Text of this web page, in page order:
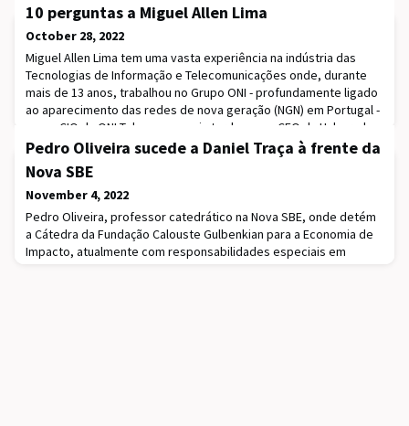
10 perguntas a Miguel Allen Lima
October 28, 2022
Miguel Allen Lima tem uma vasta experiência na indústria das
Tecnologias de Informação e Telecomunicações onde, durante
mais de 13 anos, trabalhou no Grupo ONI - profundamente ligado
ao aparecimento das redes de nova geração (NGN) em Portugal -
como CIO da ONI Telecom, e mais tarde como CEO da Hubgrade,
uma integradora de telecomunicações e da Knewon, uma
Pedro Oliveira sucede a Daniel Traça à frente da
Nova SBE
November 4, 2022
Pedro Oliveira, professor catedrático na Nova SBE, onde detém
a Cátedra da Fundação Calouste Gulbenkian para a Economia de
Impacto, atualmente com responsabilidades especiais em